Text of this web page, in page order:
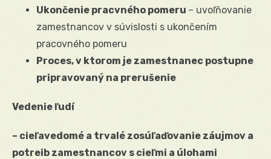
Ukončenie pracvného pomeru – uvoľňovanie
zamestnancov v súvislosti s ukončením
pracovného pomeru
Proces, v ktorom je zamestnanec postupne
pripravovaný na prerušenie
Vedenie ľudí
– cieľavedomé a trvalé zosúľaďovanie záujmov a
potreib zamestnancov s cieľmi a úlohami